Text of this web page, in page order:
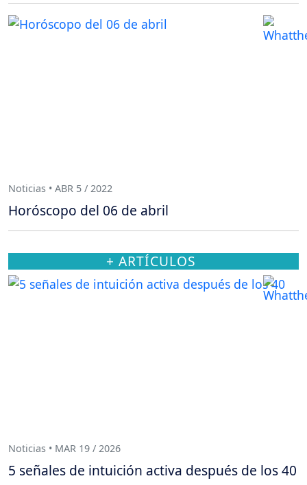
Noticias • ABR 5 / 2022
Horóscopo del 06 de abril
+ ARTÍCULOS
Noticias • MAR 19 / 2026
5 señales de intuición activa después de los 40